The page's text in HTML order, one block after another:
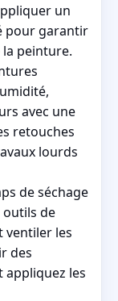
un
pour garantir
peinture.
avec une
retouches
lourds
de séchage
outils de
ventiler les
des
appliquez les